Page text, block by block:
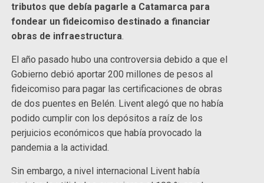
tributos que debía pagarle a Catamarca para
fondear un fideicomiso destinado a financiar
obras de infraestructura.
El año pasado hubo una controversia debido a que el
Gobierno debió aportar 200 millones de pesos al
fideicomiso para pagar las certificaciones de obras
de dos puentes en Belén. Livent alegó que no había
podido cumplir con los depósitos a raíz de los
perjuicios económicos que había provocado la
pandemia a la actividad.
Sin embargo, a nivel internacional Livent había